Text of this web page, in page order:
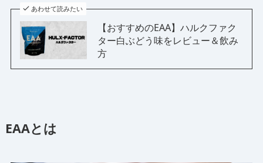
あわせて読みたい
【おすすめのEAA】ハルクファク
ター白ぶどう味をレビュー＆飲み
方
EAAとは